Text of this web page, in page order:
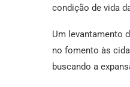
condição de vida
Um levantamento
no fomento às
buscando a